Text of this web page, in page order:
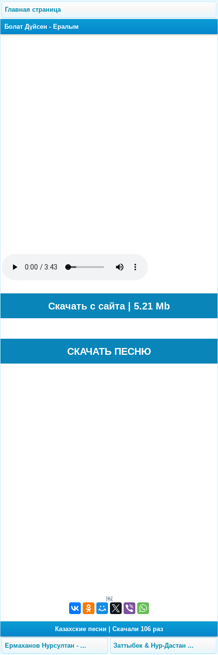
Главная страница
Болат Дүйсен - Ералым
Cкачать с сайта | 5.21 Mb
СКАЧАТЬ ПЕСНЮ
￼
Казахские песни Скачали 106 раз
Ермаханов Нурсултан - ... Заттыбек & Нур-Дастан ...